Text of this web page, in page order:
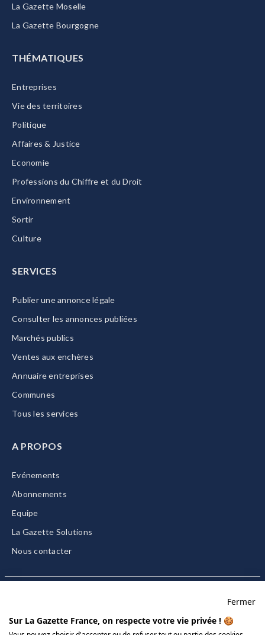
La Gazette Moselle
La Gazette Bourgogne
THÉMATIQUES
Entreprises
Vie des territoires
Politique
Affaires & Justice
Economie
Professions du Chiffre et du Droit
Environnement
Sortir
Culture
SERVICES
Publier une annonce légale
Consulter les annonces publiées
Marchés publics
Ventes aux enchères
Annuaire entreprises
Communes
Tous les services
A PROPOS
Evénements
Abonnements
Equipe
La Gazette Solutions
Nous contacter
CGU/CGV
Fermer
Sur La Gazette France, on respecte votre vie privée ! 🍪